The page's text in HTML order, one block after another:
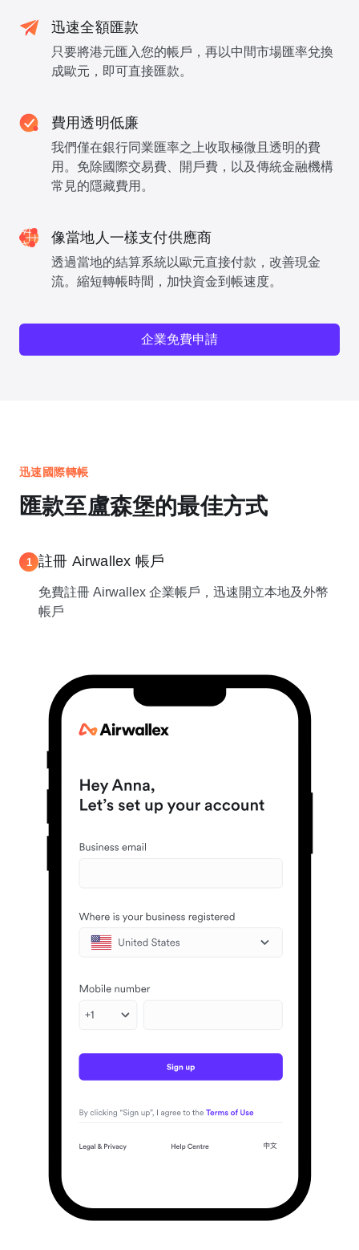
迅速全額匯款
只要將港元匯入您的帳戶，再以中間市場匯率兌換
成歐元，即可直接匯款。
費用透明低廉
我們僅在銀行同業匯率之上收取極微且透明的費
用。免除國際交易費、開戶費，以及傳統金融機構
常見的隱藏費用。
像當地人一樣支付供應商
透過當地的結算系統以歐元直接付款，改善現金
流。縮短轉帳時間，加快資金到帳速度。
企業免費申請
迅速國際轉帳
匯款至盧森堡的最佳方式
1 註冊 Airwallex 帳戶
免費註冊 Airwallex 企業帳戶，迅速開立本地及外幣
帳戶